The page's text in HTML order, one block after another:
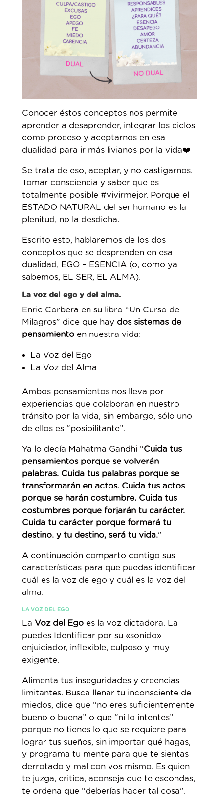
Conocer éstos conceptos nos permite
aprender a desaprender, integrar los ciclos
como proceso y aceptarnos en esa
dualidad para ir más livianos por la vida❤️
Se trata de eso, aceptar, y no castigarnos.
Tomar consciencia y saber que es
totalmente posible #vivirmejor. Porque el
ESTADO NATURAL del ser humano es la
plenitud, no la desdicha.
Escrito esto, hablaremos de los dos
conceptos que se desprenden en esa
dualidad, EGO – ESENCIA (o, como ya
sabemos, EL SER, EL ALMA).
La voz del ego y del alma.
Enric Corbera en su libro “Un Curso de
Milagros” dice que hay dos sistemas de
pensamiento en nuestra vida:
La Voz del Ego
La Voz del Alma
Ambos pensamientos nos lleva por
experiencias que colaboran en nuestro
tránsito por la vida, sin embargo, sólo uno
de ellos es “posibilitante”.
Ya lo decía Mahatma Gandhi “Cuida tus
pensamientos porque se volverán
palabras. Cuida tus palabras porque se
transformarán en actos. Cuida tus actos
porque se harán costumbre. Cuida tus
costumbres porque forjarán tu carácter.
Cuida tu carácter porque formará tu
destino. y tu destino, será tu vida.”
A continuación comparto contigo sus
características para que puedas identificar
cuál es la voz de ego y cuál es la voz del
alma.
LA VOZ DEL EGO
La Voz del Egoes la voz dictadora. La
puedes Identificar por su «sonido»
enjuiciador, inflexible, culposo y muy
exigente.
Alimenta tus inseguridades y creencias
limitantes. Busca llenar tu inconsciente de
miedos, dice que “no eres suficientemente
bueno o buena” o que “ni lo intentes”
porque no tienes lo que se requiere para
lograr tus sueños, sin importar qué hagas,
y programa tu mente para que te sientas
derrotado y mal con vos mismo. Es quien
te juzga, critica, aconseja que te escondas,
te ordena que “deberías hacer tal cosa”.